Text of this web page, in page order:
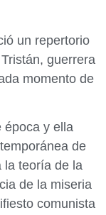
un repertorio
guerrera
momento de
época y ella
de
la teoría de la
de la miseria
comunista